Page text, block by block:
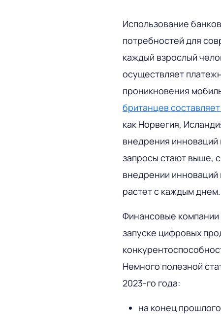
Использование
потребностей для
каждый взрослый
осуществляет
проникновения
британцев
как Норвегия,
внедрения
запросы стают выше,
внедрении
растет с каждым днем.
Финансовые
запуске цифровых
Немного полезной
2023-го года:
на конец